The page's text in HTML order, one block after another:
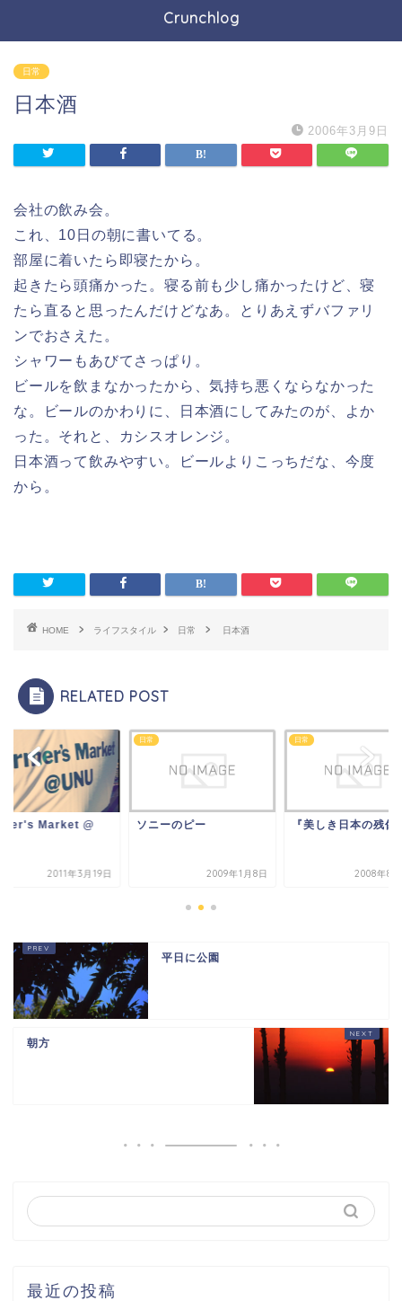
Crunchlog
日常
日本酒
2006年3月9日
会社の飲み会。
これ、10日の朝に書いてる。
部屋に着いたら即寝たから。
起きたら頭痛かった。寝る前も少し痛かったけど、寝
たら直ると思ったんだけどなあ。とりあえずバファリ
ンでおさえた。
シャワーもあびてさっぱり。
ビールを飲まなかったから、気持ち悪くならなかった
な。ビールのかわりに、日本酒にしてみたのが、よか
った。それと、カシスオレンジ。
日本酒って飲みやすい。ビールよりこっちだな、今度
から。
HOME ライフスタイル 日常 日本酒
RELATED POST
Market @
2011年3月19日
日常
ソニーのピー
2009年1月8日
日常
『美しき日本の残像
2008年8
平日に公園
朝方
最近の投稿